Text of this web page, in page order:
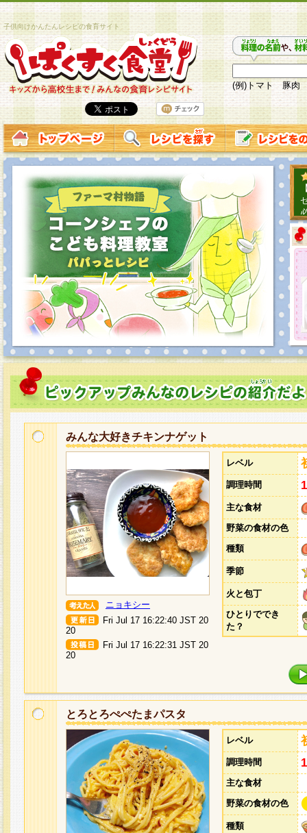
子供向けかんたんレシピの食育サイト
(例)トマト 豚肉
みんな大好きチキンナゲット
ニョキシー
Fri Jul 17 16:22:40 JST 20
20
Fri Jul 17 16:22:31 JST 20
20
レベル
調理時間
主な食材
野菜の食材の色
種類
季節
火と包丁
ひとりででき
た？
とろとろぺぺたまパスタ
レベル
調理時間
主な食材
野菜の食材の色
種類